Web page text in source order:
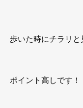
歩いた時にチラリ
ポイント高しです！